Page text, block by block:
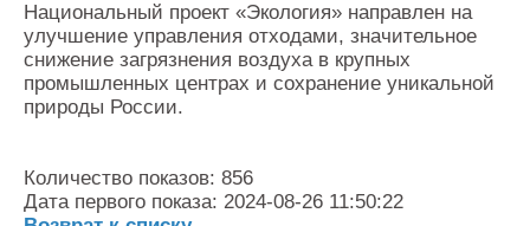
Национальный проект «Экология» направлен на
улучшение управления отходами, значительное
снижение загрязнения воздуха в крупных
промышленных центрах и сохранение уникальной
природы России.
Количество показов: 856
Дата первого показа: 2024-08-26 11:50:22